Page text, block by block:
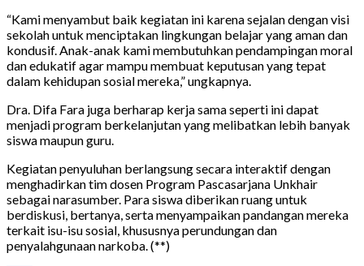
“Kami menyambut baik kegiatan ini karena sejalan dengan visi
sekolah untuk menciptakan lingkungan belajar yang aman dan
kondusif. Anak-anak kami membutuhkan pendampingan moral
dan edukatif agar mampu membuat keputusan yang tepat
dalam kehidupan sosial mereka,” ungkapnya.
Dra. Difa Fara juga berharap kerja sama seperti ini dapat
menjadi program berkelanjutan yang melibatkan lebih banyak
siswa maupun guru.
Kegiatan penyuluhan berlangsung secara interaktif dengan
menghadirkan tim dosen Program Pascasarjana Unkhair
sebagai narasumber. Para siswa diberikan ruang untuk
berdiskusi, bertanya, serta menyampaikan pandangan mereka
terkait isu-isu sosial, khususnya perundungan dan
penyalahgunaan narkoba. (**)